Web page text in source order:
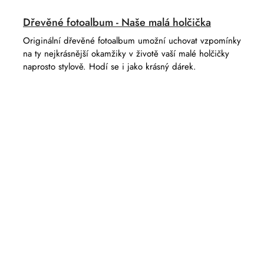
Dřevěné fotoalbum - Naše malá holčička
Originální dřevěné fotoalbum umožní uchovat vzpomínky
na ty nejkrásnější okamžiky v životě vaší malé holčičky
naprosto stylově. Hodí se i jako krásný dárek.